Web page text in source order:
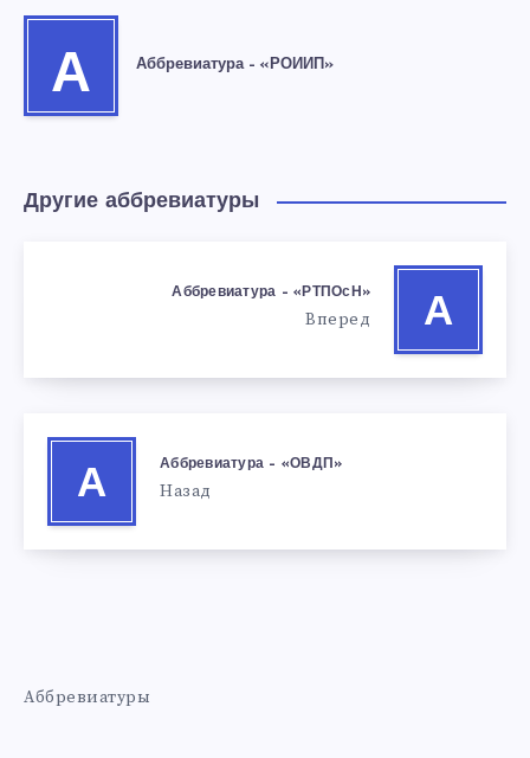
А Аббревиатура – «РОИИП»
Другие аббревиатуры
А
Аббревиатура – «РТПОсН»
Вперед
А
Аббревиатура – «ОВДП»
Назад
Аббревиатуры